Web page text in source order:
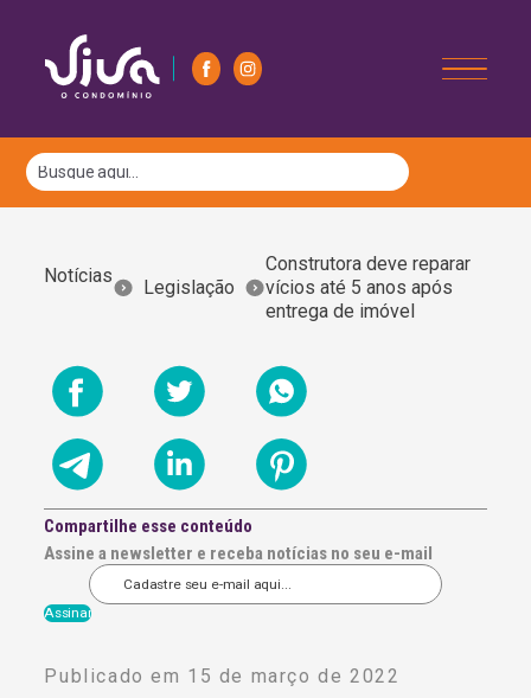
Notícias
Legislação
Construtora deve reparar
vícios até 5 anos após
entrega de imóvel
Compartilhe esse conteúdo
Assine a newsletter e receba notícias no seu e-mail
tPublicado em 15 de março de 2022